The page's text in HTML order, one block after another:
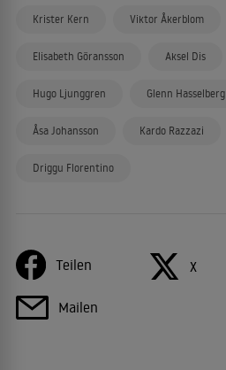
Krister Kern Viktor Åkerblom
Elisabeth Göransson Aksel Dis
Hugo Ljunggren Glenn Hasselberg
Åsa Johansson Kardo Razzazi
Driggu Florentino
Teilen X
Mailen